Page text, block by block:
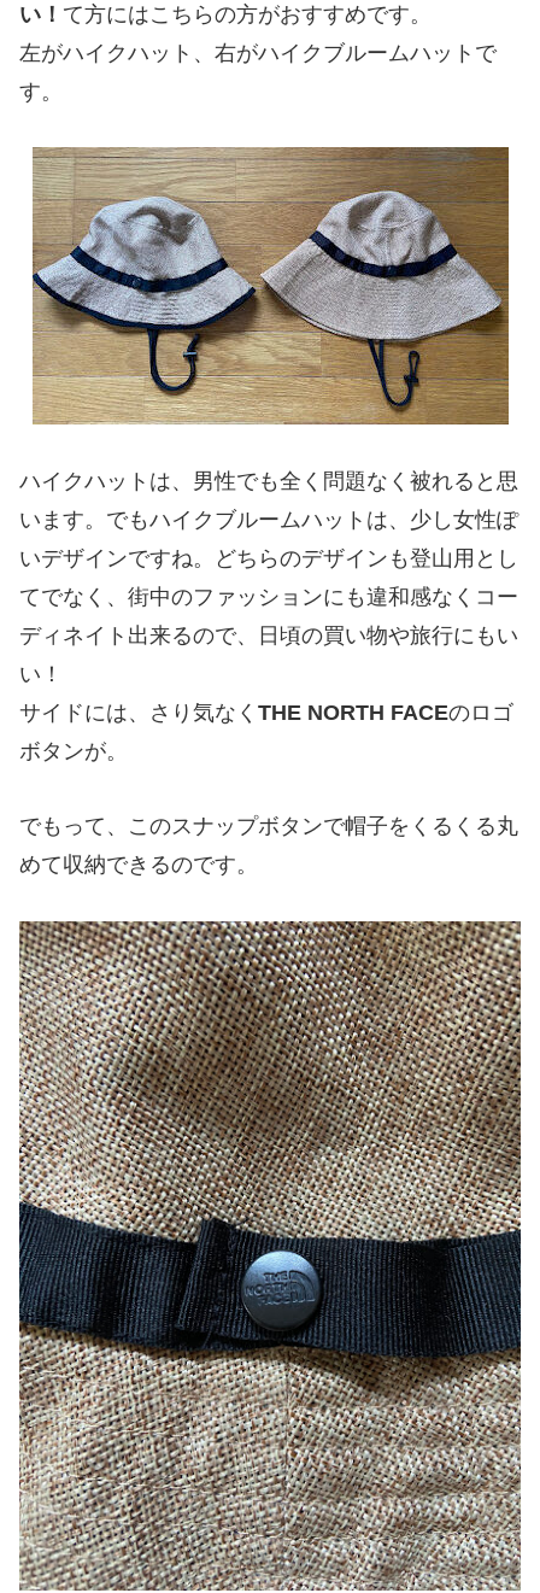
い！ て方にはこちらの方がおすすめです。
左がハイクハット、右がハイクブルームハットで
す。
ハイクハットは、男性でも全く問題なく被れると思
います。でもハイクブルームハットは、少し女性ぽ
いデザインですね。どちらのデザインも登山用とし
てでなく、街中のファッションにも違和感なくコー
ディネイト出来るので、日頃の買い物や旅行にもい
い！
サイドには、さり気なく THE NORTH FACEのロゴ
ボタンが。
でもって、このスナップボタンで帽子をくるくる丸
めて収納できるのです。